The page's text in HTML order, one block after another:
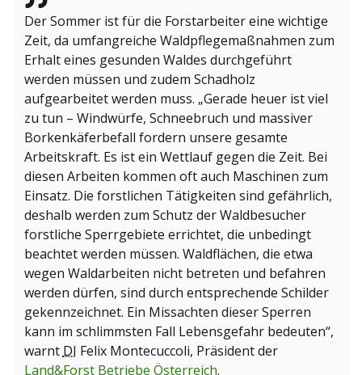
Der Sommer ist für die Forstarbeiter eine wichtige
Zeit, da umfangreiche Waldpflegemaßnahmen zum
Erhalt eines gesunden Waldes durchgeführt
werden müssen und zudem Schadholz
aufgearbeitet werden muss. „Gerade heuer ist viel
zu tun – Windwürfe, Schneebruch und massiver
Borkenkäferbefall fordern unsere gesamte
Arbeitskraft. Es ist ein Wettlauf gegen die Zeit. Bei
diesen Arbeiten kommen oft auch Maschinen zum
Einsatz. Die forstlichen Tätigkeiten sind gefährlich,
deshalb werden zum Schutz der Waldbesucher
forstliche Sperrgebiete errichtet, die unbedingt
beachtet werden müssen. Waldflächen, die etwa
wegen Waldarbeiten nicht betreten und befahren
werden dürfen, sind durch entsprechende Schilder
gekennzeichnet. Ein Missachten dieser Sperren
kann im schlimmsten Fall Lebensgefahr bedeuten“,
warnt DI Felix Montecuccoli, Präsident der
Land&Forst Betriebe Österreich.